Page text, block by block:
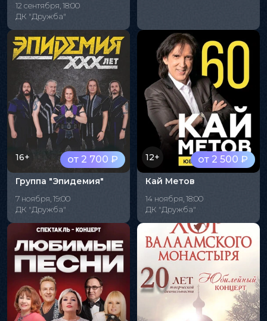
12 сентября, 18:00
ДК "Дружба"
от 2 700 ₽
16+
Группа "Эпидемия"
7 ноября, 19:00
ДК "Дружба"
от 2 500 ₽
12+
Кай Метов
14 ноября, 18:00
ДК "Дружба"